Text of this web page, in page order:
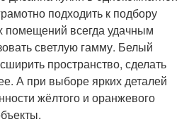
подходить к подбору
помещений всегда удачным
светлую гамму. Белый
пространство, сделать
А при выборе ярких деталей
жёлтого и оранжевого